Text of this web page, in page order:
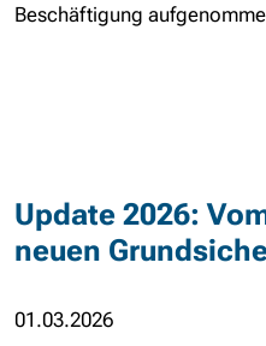
Beschäftigung
Update 2026:
neuen
01.03.2026